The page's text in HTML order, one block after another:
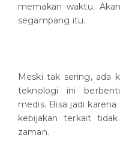
memakan waktu.
segampang itu.
Meski tak sering, ada
teknologi ini
medis. Bisa jadi
kebijakan terkait
zaman.